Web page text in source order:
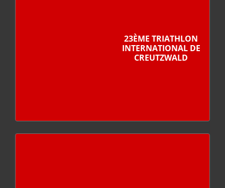
23ÈME TRIATHLON
INTERNATIONAL DE
CREUTZWALD